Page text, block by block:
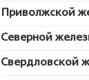
Приволжской
Северной
Свердловской